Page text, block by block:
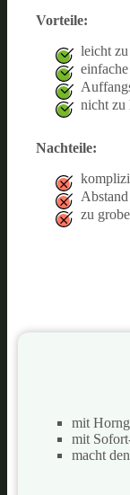
Vorteile:
leicht
nicht zu
Nachteile:
zu
mit
mit
macht